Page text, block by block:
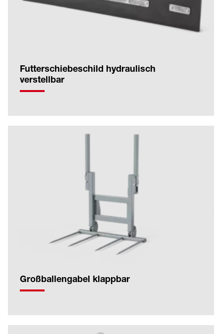
Futterschiebeschild hydraulisch
verstellbar
Großballengabel klappbar